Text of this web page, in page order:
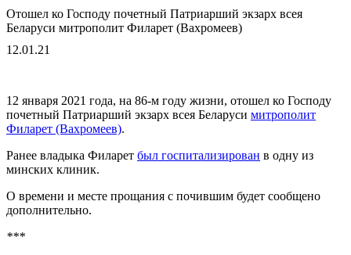
Отошел ко Господу почетный Патриарший экзарх всея
Беларуси митрополит Филарет (Вахромеев)
12.01.21
12 января 2021 года, на 86-м году жизни, отошел ко Господу
почетный Патриарший экзарх всея Беларуси митрополит
Филарет (Вахромеев).
Ранее владыка Филарет был госпитализирован в одну из
минских клиник.
О времени и месте прощания с почившим будет сообщено
дополнительно.
***